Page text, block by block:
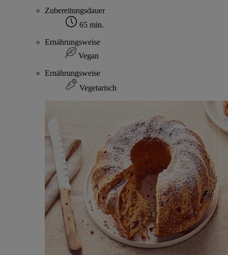
Zubereitungsdauer
65 min.
Ernährungsweise
Vegan
Ernährungsweise
Vegetarisch